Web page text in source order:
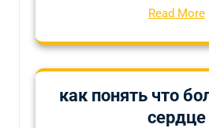
Read More
как понять что
сердце